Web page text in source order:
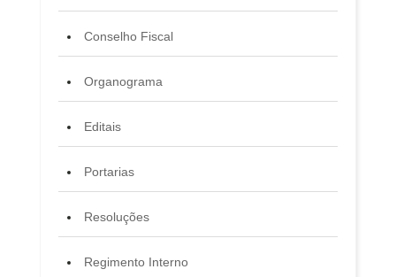
Conselho Fiscal
Organograma
Editais
Portarias
Resoluções
Regimento Interno